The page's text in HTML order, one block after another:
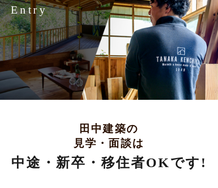
Entry
田中建築の
見学・面談は
中途・新卒・移住者OKです!